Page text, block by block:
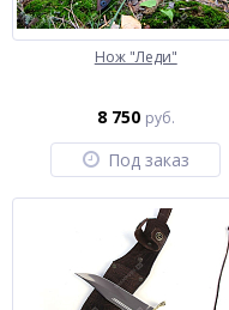
Нож "Леди"
8 750 руб.
Под заказ